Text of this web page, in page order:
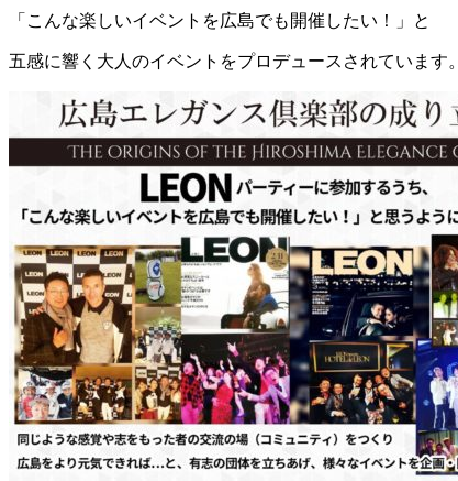
「こんな楽しいイベントを広島でも開催したい！」と
五感に響く大人のイベントをプロデュースされています。